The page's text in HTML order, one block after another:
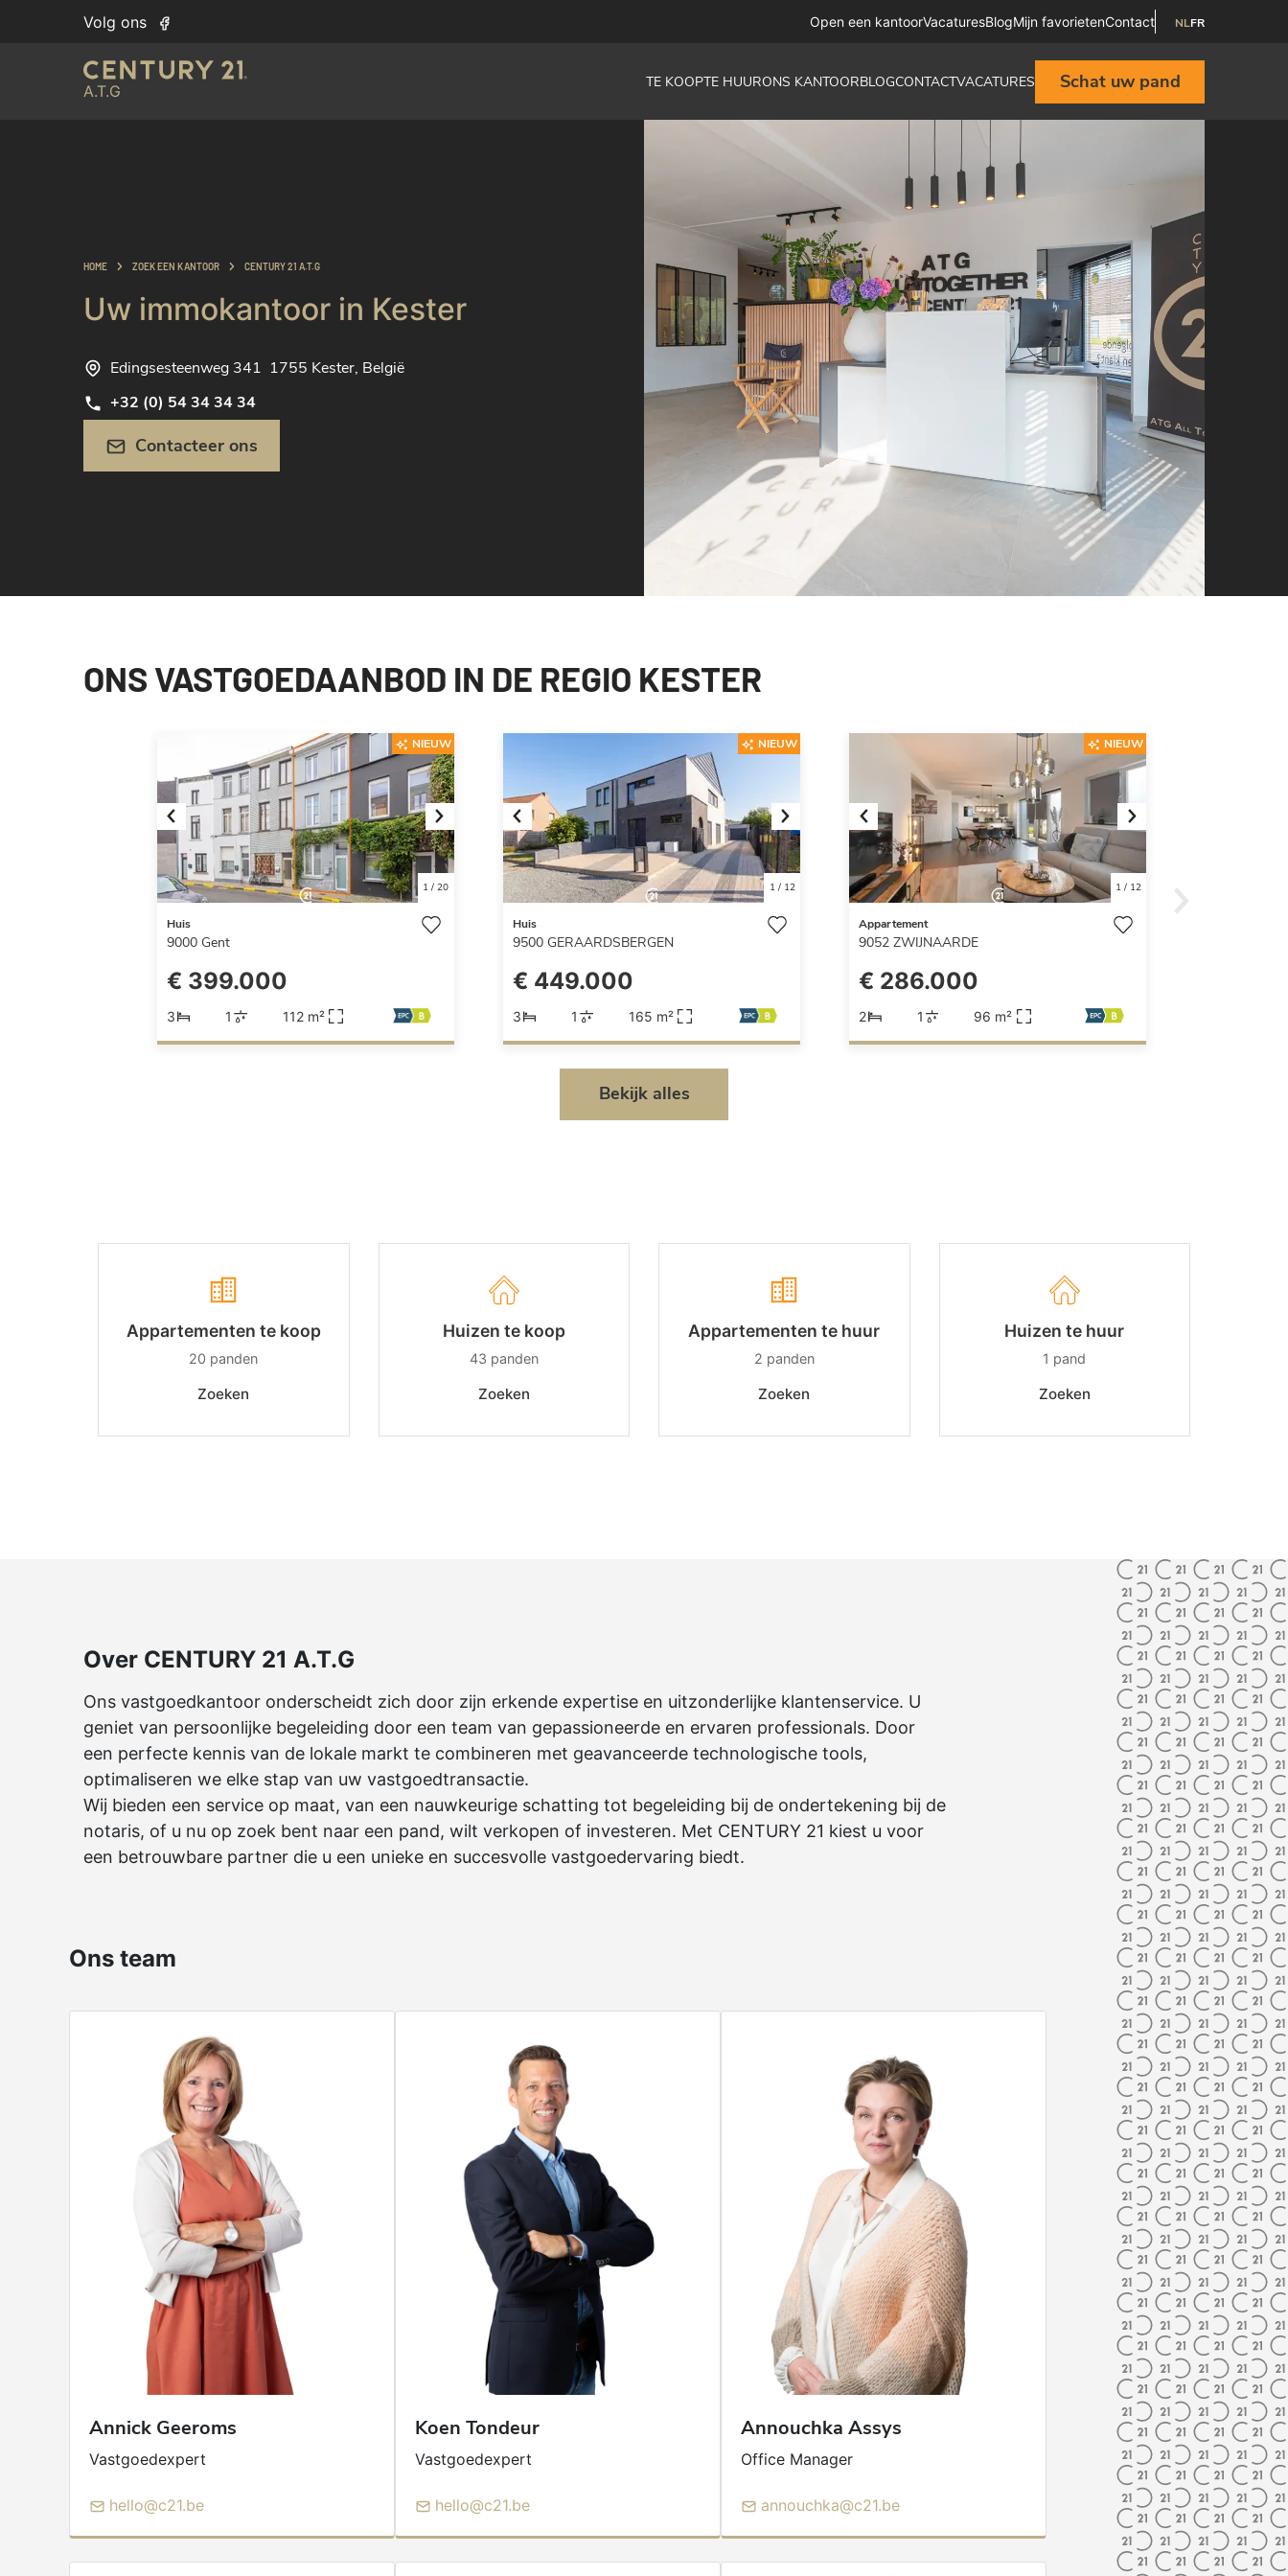
Volg ons Open een kantoorVacaturesBlogMijn favorietenContact NLFR
A.T.G TE KOOPTE HUURONS KANTOORBLOGCONTACTVACATURES Schat uw pand
HOME ZOEK EEN KANTOOR CENTURY 21 A.T.G
Uw immokantoor in Kester
Edingsesteenweg 341 1755 Kester, België
+32 (0) 54 34 34 34
Contacteer ons
ONS VASTGOEDAANBOD IN DE REGIO KESTER
Previous Next
1 /20
NIEUW
Huis
9000 Gent
€ 399.000
3 1 112 m²
Previous Next
1/ 12
NIEUW
Huis
9500 GERAARDSBERGEN
€ 449.000
3 1 165 m²
Previous Next
1 / 12
NIEUW
Appartement
9052 ZWIJNAARDE
€ 286.000
2 1 96 m²
Bekijk alles
Appartementen te koop
20 panden
Zoeken
Huizen te koop
43 panden
Zoeken
Appartementen te huur
2 panden
Zoeken
Huizen te huur
1 pand
Zoeken
Over CENTURY 21 A.T.G
Ons vastgoedkantoor onderscheidt zich door zijn erkende expertise en uitzonderlijke klantenservice. U
geniet van persoonlijke begeleiding door een team van gepassioneerde en ervaren professionals. Door
een perfecte kennis van de lokale markt te combineren met geavanceerde technologische tools,
optimaliseren we elke stap van uw vastgoedtransactie.
Wij bieden een service op maat, van een nauwkeurige schatting tot begeleiding bij de ondertekening bij de
notaris, of u nu op zoek bent naar een pand, wilt verkopen of investeren. Met CENTURY 21 kiest u voor
een betrouwbare partner die u een unieke en succesvolle vastgoedervaring biedt.
Ons team
Annick Geeroms
Vastgoedexpert
hello@c21.be
Koen Tondeur
Vastgoedexpert
hello@c21.be
Annouchka Assys
Office Manager
annouchka@c21.be